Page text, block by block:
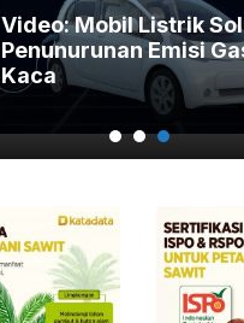
Video: Mobil Listrik
Penunurunan Emisi
Kaca